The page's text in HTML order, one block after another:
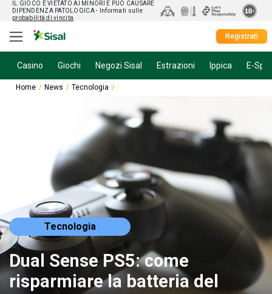
IL GIOCO È VIETATO AI MINORI E PUÒ CAUSARE
DIPENDENZA PATOLOGICA - Informati sulle
probabilità di vincita
Registrati
Casino Giochi Negozi Sisal Estrazioni Ippica E-
Home News Tecnologia
Tecnologia
Dual Sense PS5: come
risparmiare la batteria del